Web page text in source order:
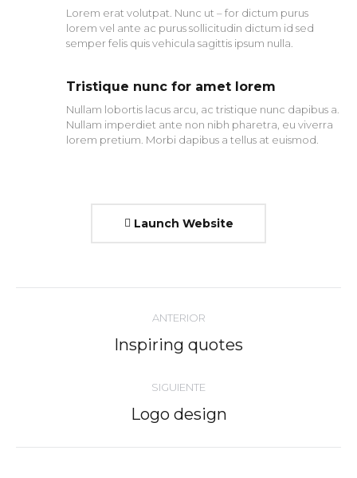
Lorem erat volutpat. Nunc ut – for dictum purus
lorem vel ante ac purus sollicitudin dictum id sed
semper felis quis vehicula sagittis ipsum nulla.
Tristique nunc for amet lorem
Nullam lobortis lacus arcu, ac tristique nunc dapibus a.
Nullam imperdiet ante non nibh pharetra, eu viverra
lorem pretium. Morbi dapibus a tellus at euismod.
Launch Website
proyectos
ANTERIOR
Proyecto
anterior
Inspiring quotes
SIGUIENTE
Proyecto
siguiente
Logo design